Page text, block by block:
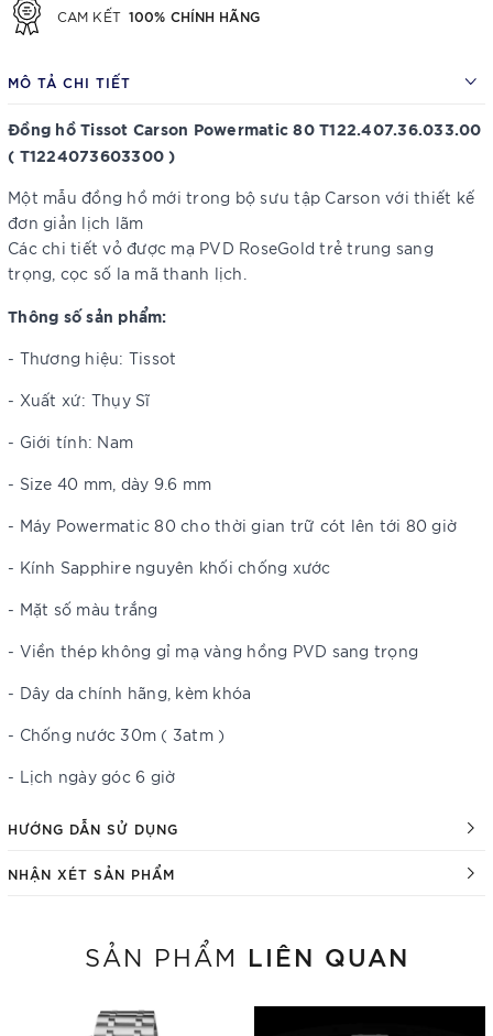
CAM KẾT 100% CHÍNH HÃNG
MÔ TẢ CHI TIẾT
Đồng hồ Tissot Carson Powermatic 80 T122.407.36.033.00
( T1224073603300 )
Một mẫu đồng hồ mới trong bộ sưu tập Carson với thiết kế
đơn giản lịch lãm
Các chi tiết vỏ được mạ PVD RoseGold trẻ trung sang
trọng, cọc số la mã thanh lịch.
Thông số sản phẩm:
- Thương hiệu: Tissot
- Xuất xứ: Thụy Sĩ
- Giới tính: Nam
- Size 40 mm, dày 9.6 mm
- Máy Powermatic 80 cho thời gian trữ cót lên tới 80 giờ
- Kính Sapphire nguyên khối chống xước
- Mặt số màu trắng
- Viền thép không gỉ mạ vàng hồng PVD sang trọng
- Dây da chính hãng, kèm khóa
- Chống nước 30m ( 3atm )
- Lịch ngày góc 6 giờ
HƯỚNG DẪN SỬ DỤNG
NHẬN XÉT SẢN PHẨM
SẢN PHẨM LIÊN QUAN